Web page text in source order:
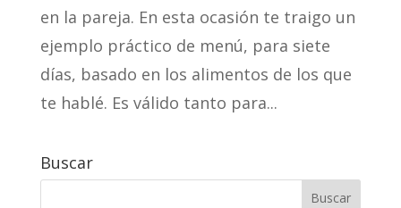
en la pareja. En esta ocasión te traigo un
ejemplo práctico de menú, para siete
días, basado en los alimentos de los que
te hablé. Es válido tanto para...
Buscar